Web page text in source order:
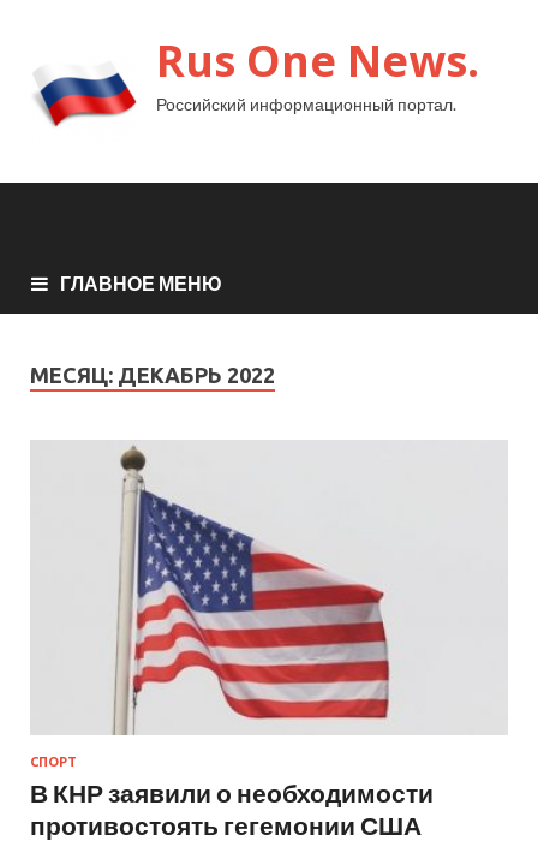
Rus One News.
Российский информационный портал.
ГЛАВНОЕ МЕНЮ
МЕСЯЦ: ДЕКАБРЬ 2022
СПОРТ
В КНР заявили о необходимости
противостоять гегемонии США